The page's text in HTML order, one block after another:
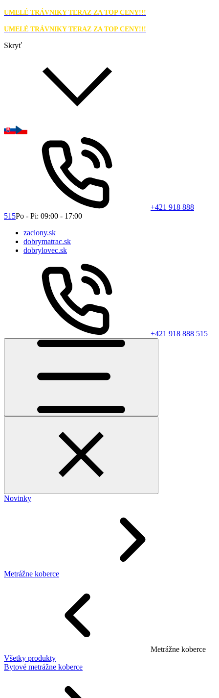
UMELÉ TRÁVNIKY TERAZ ZA TOP CENY!!!
UMELÉ TRÁVNIKY TERAZ ZA TOP CENY!!!
Skryť
+421 918 888
515Po - Pi: 09:00 - 17:00
zaclony.sk
dobrymatrac.sk
dobrylovec.sk
+421 918 888 515
Novinky
Metrážne koberce
Metrážne koberce
Všetky produkty
Bytové metrážne koberce